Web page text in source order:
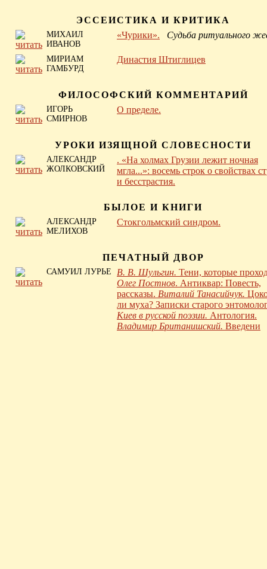
ЭССЕИСТИКА И КРИТИКА
МИХАИЛ
ИВАНОВ
«Чурики». Судьба ритуального
МИРИАМ
ГАМБУРД
Династия Штиглицев
ФИЛОСОФСКИЙ КОММЕНТАРИЙ
ИГОРЬ
СМИРНОВ
О пределе.
УРОКИ ИЗЯЩНОЙ СЛОВЕСНОСТИ
АЛЕКСАНДР
ЖОЛКОВСКИЙ
. «На холмах Грузии лежит ночная
мгла...»: восемь строк о свойствах
и бесстрастия.
БЫЛОЕ И КНИГИ
АЛЕКСАНДР
МЕЛИХОВ
Стокгольмский синдром.
ПЕЧАТНЫЙ ДВОР
САМУИЛ ЛУРЬЕ В. В. Шульгин. Тени, которые
Олег Постнов. Антиквар: Повесть,
рассказы. Виталий Танасийчук.
ли муха? Записки старого
Киев в русской поэзии. Антология.
Владимир Британишский. Введени